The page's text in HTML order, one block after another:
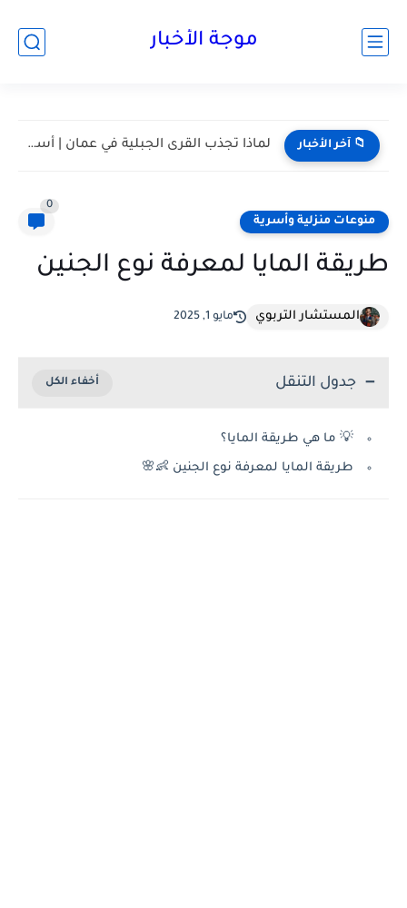
موجة الأخبار
📁 آخر الأخبار مسقط واحدة من أكثر المدن هدوءا في الخليج | أعرف...
منوعات منزلية وأسرية
0
طريقة المايا لمعرفة نوع الجنين
المستشار التربوي مايو 1, 2025
جدول التنقل
💡 ما هي طريقة المايا؟
طريقة المايا لمعرفة نوع الجنين 👶🌸